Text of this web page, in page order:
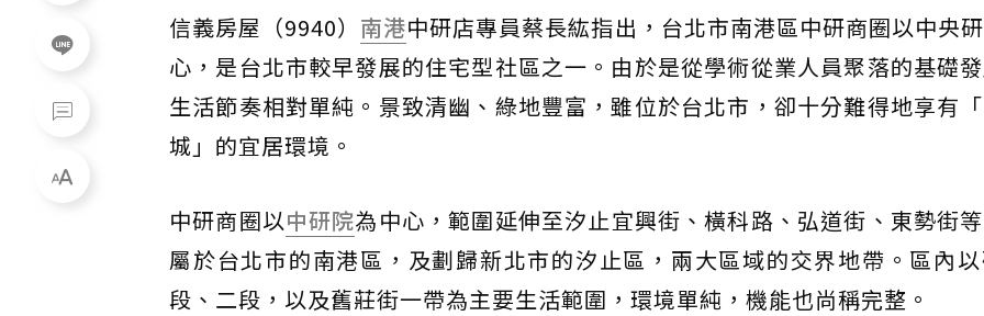
信義房屋（9940） 南港中研店專員蔡長紘指出，台北市南港區中研商圈以中央
心，是台北市較早發展的住宅型社區之一。由於是從學術從業人員聚落的基礎
生活節奏相對單純。景致清幽、綠地豐富，雖位於台北市，卻十分難得地享有
城」的宜居環境。
中研商圈以中研院為中心，範圍延伸至汐止宜興街、橫科路、弘道街、東勢街
屬於台北市的南港區，及劃歸新北市的汐止區，兩大區域的交界地帶。區內
段、二段，以及舊莊街一帶為主要生活範圍，環境單純，機能也尚稱完整。